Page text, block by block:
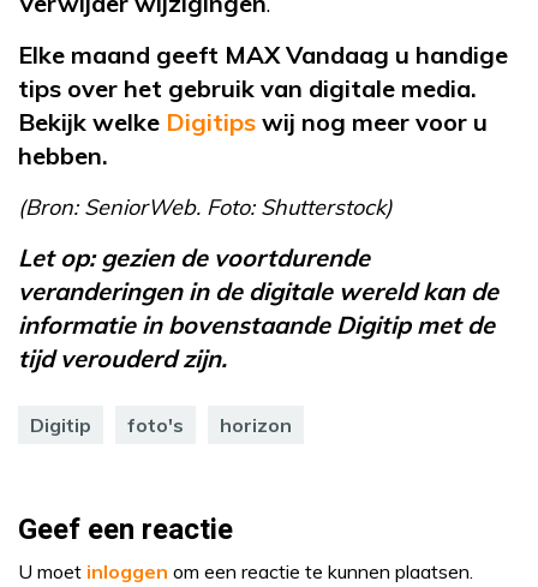
Elke maand geeft MAX Vandaag u handige
tips over het gebruik van digitale media.
Bekijk welke Digitips wij nog meer voor u
hebben.
(Bron: SeniorWeb. Foto: Shutterstock)
Let op: gezien de voortdurende
veranderingen in de digitale wereld kan de
informatie in bovenstaande Digitip met de
tijd verouderd zijn.
Digitip foto's horizon
Geef een reactie
U moet inloggen om een reactie te kunnen plaatsen.